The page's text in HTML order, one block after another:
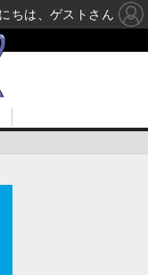
ちは、ゲストさん